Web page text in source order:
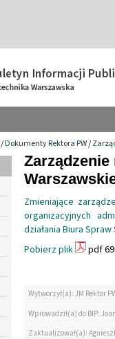
/Dokumenty Rektora PW/
Zmieniające
organizacyjnych
działania Biura
Pobierz plik
pdf
Wytworzył(a): JM Rektor
Wprowadził(a) do BIP:
Zaktualizował(a):